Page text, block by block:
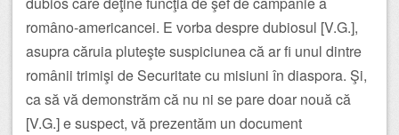
româno-americancei. E vorba despre dubiosul [V.G.],
asupra căruia pluteşte suspiciunea că ar fi unul dintre
românii trimişi de Securitate cu misiuni în diaspora. Şi,
ca să vă demonstrăm că nu ni se pare doar nouă că
[V.G.] e suspect, vă prezentăm un document